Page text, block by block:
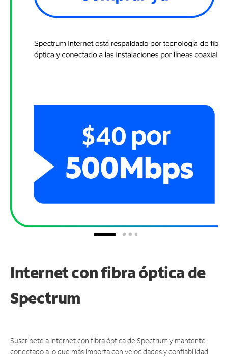
Internet con fibra óptica de
Spectrum
Suscríbete a Internet con fibra óptica de Spectrum y mantente
conectado a lo que más importa con velocidades y confiabilidad